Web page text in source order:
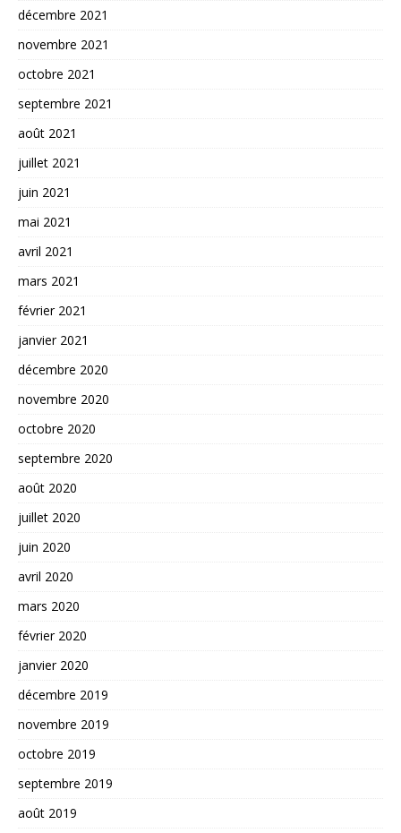
décembre 2021
novembre 2021
octobre 2021
septembre 2021
août 2021
juillet 2021
juin 2021
mai 2021
avril 2021
mars 2021
février 2021
janvier 2021
décembre 2020
novembre 2020
octobre 2020
septembre 2020
août 2020
juillet 2020
juin 2020
avril 2020
mars 2020
février 2020
janvier 2020
décembre 2019
novembre 2019
octobre 2019
septembre 2019
août 2019